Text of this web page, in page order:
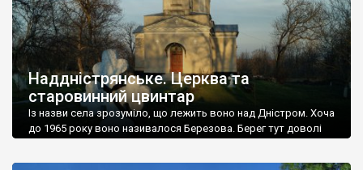
Наддністрянське. Церква та
старовинний цвинтар
Із назви села зрозуміло, що лежить воно над Дністром. Хоча
до 1965 року воно називалося Березова. Берег тут доволі